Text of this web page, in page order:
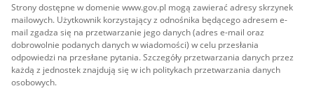
Strony dostępne w domenie www.gov.pl mogą zawierać adresy skrzynek
mailowych. Użytkownik korzystający z odnośnika będącego adresem e-
mail zgadza się na przetwarzanie jego danych (adres e-mail oraz
dobrowolnie podanych danych w wiadomości) w celu przesłania
odpowiedzi na przesłane pytania. Szczegóły przetwarzania danych przez
każdą z jednostek znajdują się w ich politykach przetwarzania danych
osobowych.